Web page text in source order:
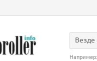
Везде
Например: